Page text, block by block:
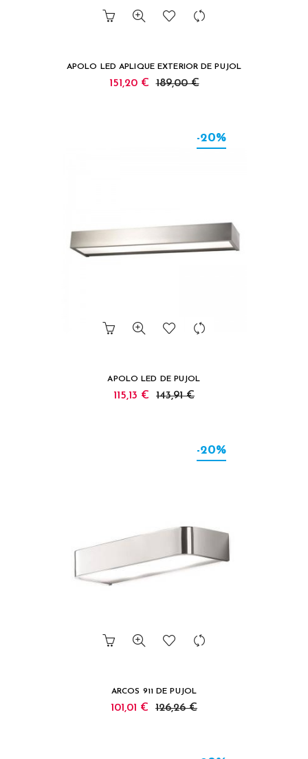
APOLO LED APLIQUE EXTERIOR DE PUJOL
151,20 € 189,00 €
-20%
APOLO LED DE PUJOL
115,13 € 143,91 €
-20%
ARCOS 911 DE PUJOL
101,01 € 126,26 €